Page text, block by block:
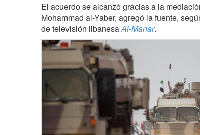
El acuerdo se alcanzó gracias a la
Mohammad al-Yaber, agregó la fuente,
de televisión libanesaAl-Manar.